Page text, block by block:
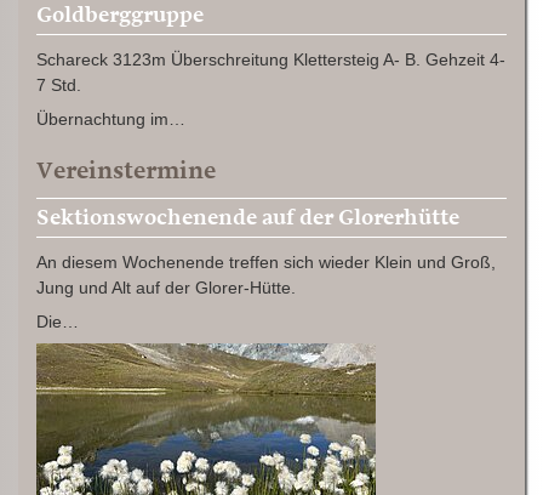
Goldberggruppe
Schareck 3123m Überschreitung Klettersteig A- B. Gehzeit 4-
7 Std.
Übernachtung im…
Vereinstermine
Sektionswochenende auf der Glorerhütte
An diesem Wochenende treffen sich wieder Klein und Groß,
Jung und Alt auf der Glorer-Hütte.
Die…